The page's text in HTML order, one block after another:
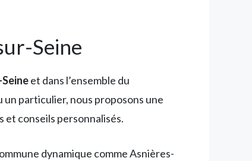
Seine
et dans l’ensemble du
particulier, nous proposons une
conseils personnalisés.
dynamique comme Asnières-